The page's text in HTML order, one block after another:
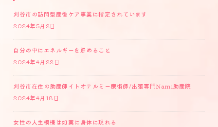
刈谷市の訪問型産後ケア事業に指定されています
2024年5月2日
自分の中にエネルギーを貯めること
2024年4月22日
刈谷市在住の助産師イトオテルミー療術師/出張専門Nami助産院
2024年4月18日
女性の人生模様は如実に身体に現れる